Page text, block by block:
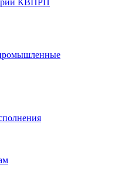
КВПРП